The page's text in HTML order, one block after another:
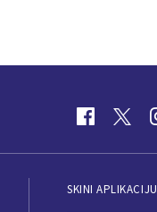
SKINI APLIKACIJU